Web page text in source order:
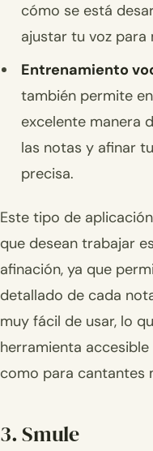
cómo se está
ajustar tu voz para
Entrenamiento
también permite
excelente manera
las notas y afinar
precisa.
Este tipo de
que desean trabajar
afinación, ya que
detallado de cada
muy fácil de usar, lo
herramienta
como para cantantes
3. Smule